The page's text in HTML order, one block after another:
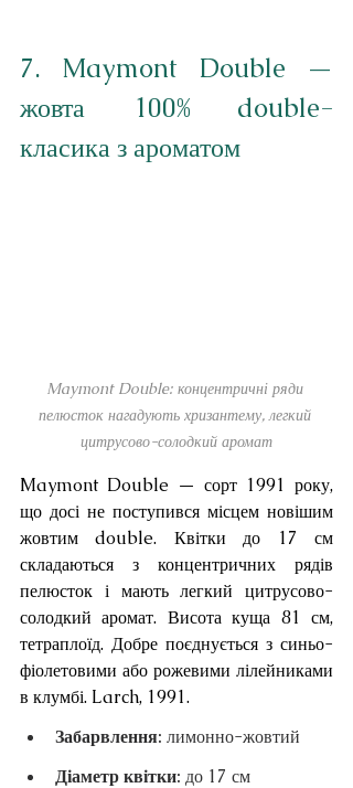
7. Maymont Double —
жовта 100% double-
класика з ароматом
Maymont Double: концентричні ряди
пелюсток нагадують хризантему, легкий
цитрусово-солодкий аромат
Maymont Double — сорт 1991 року,
що досі не поступився місцем новішим
жовтим double. Квітки до 17 см
складаються з концентричних рядів
пелюсток і мають легкий цитрусово-
солодкий аромат. Висота куща 81 см,
тетраплоїд. Добре поєднується з синьо-
фіолетовими або рожевими лілейниками
в клумбі. Larch, 1991.
Забарвлення: лимонно-жовтий
Діаметр квітки: до 17 см